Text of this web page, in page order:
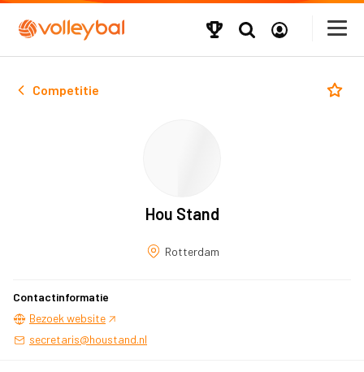
Competitie
Hou Stand
Rotterdam
Contactinformatie
Bezoek website
secretaris@houstand.nl